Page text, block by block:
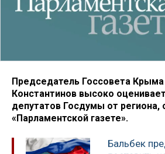
Председатель Госсовета
Константинов высоко
депутатов Госдумы от региона,
«Парламентской газете».
Бальбек